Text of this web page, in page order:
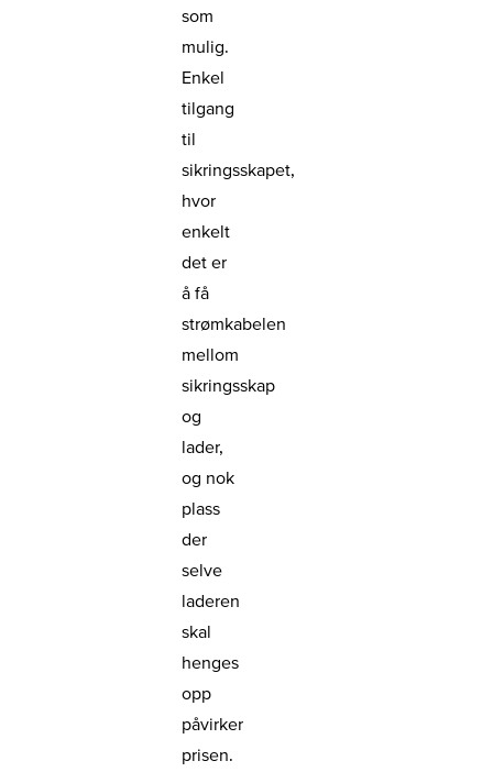
som
mulig.
Enkel
tilgang
til
sikringsskapet,
hvor
enkelt
det er
å få
strømkabelen
mellom
sikringsskap
og
lader,
og nok
plass
der
selve
laderen
skal
henges
opp
påvirker
prisen.